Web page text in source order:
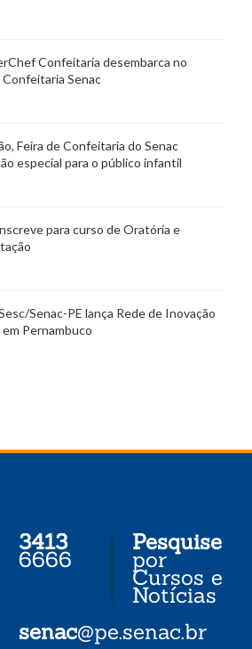
Confeitaria desembarca no
Confeitaria Senac
Feira de Confeitaria do Senac
especial para o público infantil
para curso de Oratória e
Senac-PE lança Rede de Inovação
Pernambuco
3413
6666
senac@pe.senac.br
Pesquise
por
Cursos e
Notícias